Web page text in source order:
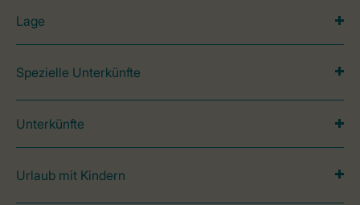
Lage
Spezielle Unterkünfte
Unterkünfte
Urlaub mit Kindern